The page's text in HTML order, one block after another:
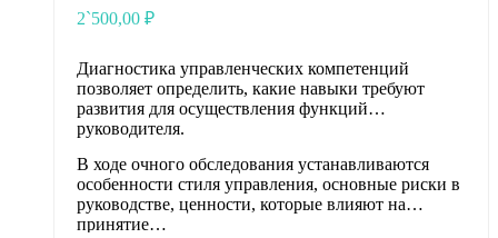
2`500,00 ₽
Диагностика управленческих компетенций
позволяет определить, какие навыки требуют
развития для осуществления функций
руководителя.
В ходе очного обследования устанавливаются
особенности стиля управления, основные риски в
руководстве, ценности, которые влияют на
принятие…